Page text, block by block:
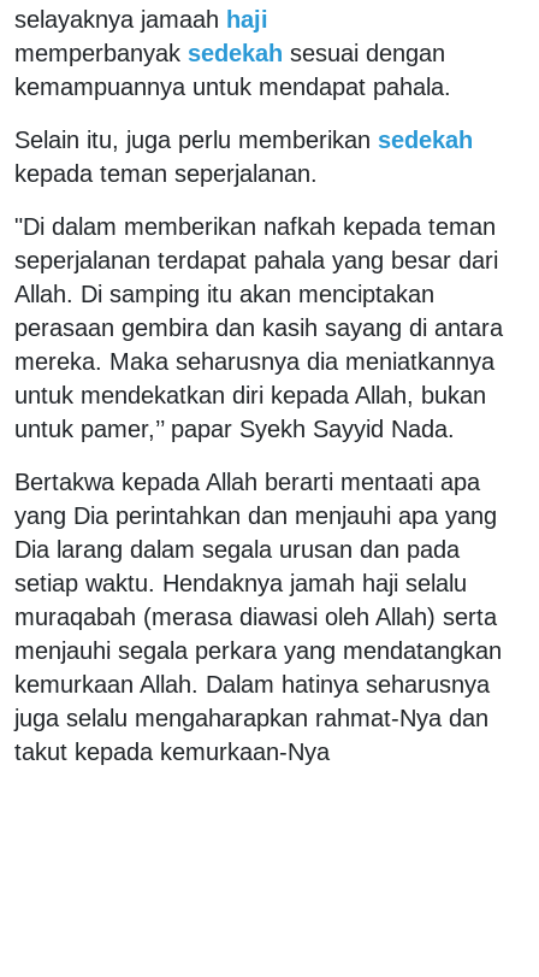
selayaknya jamaah haji
memperbanyak sedekah sesuai dengan
kemampuannya untuk mendapat pahala.
Selain itu, juga perlu memberikan sedekah
kepada teman seperjalanan.
"Di dalam memberikan nafkah kepada teman
seperjalanan terdapat pahala yang besar dari
Allah. Di samping itu akan menciptakan
perasaan gembira dan kasih sayang di antara
mereka. Maka seharusnya dia meniatkannya
untuk mendekatkan diri kepada Allah, bukan
untuk pamer,’’ papar Syekh Sayyid Nada.
Bertakwa kepada Allah berarti mentaati apa
yang Dia perintahkan dan menjauhi apa yang
Dia larang dalam segala urusan dan pada
setiap waktu. Hendaknya jamah haji selalu
muraqabah (merasa diawasi oleh Allah) serta
menjauhi segala perkara yang mendatangkan
kemurkaan Allah. Dalam hatinya seharusnya
juga selalu mengaharapkan rahmat-Nya dan
takut kepada kemurkaan-Nya